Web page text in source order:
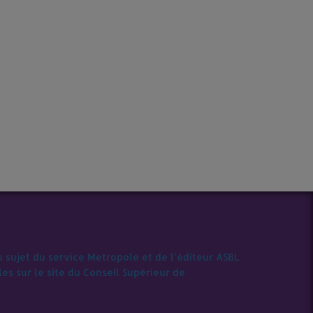
du service Metropole et de l’éditeur ASBL
sur le site du Conseil Supérieur de